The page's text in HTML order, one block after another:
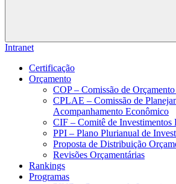
Buscar
Intranet
Certificação
Orçamento
COP – Comissão de
CPLAE – Comissão de
Acompanhamento Econômico
CIF – Comitê de Investimentos
PPI – Plano Plurianual de
Proposta de Distribuição
Revisões Orçamentárias
Rankings
Programas